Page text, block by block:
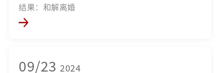
结果：和解离婚
09/23 2024